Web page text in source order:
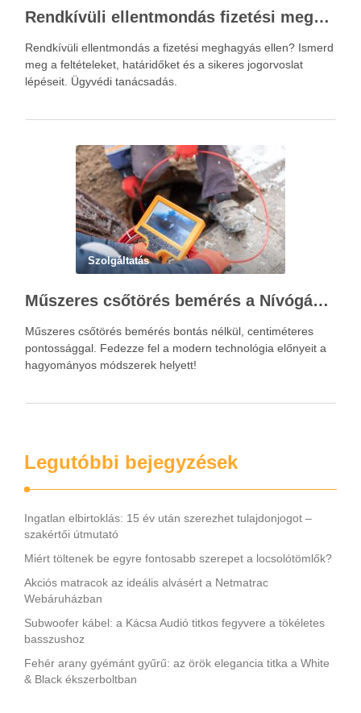
Rendkívüli ellentmondás fizetési meghagyás ellen – Újváry Zsolt Ügyvédi Iroda
Rendkívüli ellentmondás a fizetési meghagyás ellen? Ismerd
meg a feltételeket, határidőket és a sikeres jogorvoslat
lépéseit. Ügyvédi tanácsadás.
Szolgáltatás
Műszeres csőtörés bemérés a Nívógáz Hungária Kft.-vel
Műszeres csőtörés bemérés bontás nélkül, centiméteres
pontossággal. Fedezze fel a modern technológia előnyeit a
hagyományos módszerek helyett!
Legutóbbi bejegyzések
Ingatlan elbirtoklás: 15 év után szerezhet tulajdonjogot –
szakértői útmutató
Miért töltenek be egyre fontosabb szerepet a locsolótömlők?
Akciós matracok az ideális alvásért a Netmatrac
Webáruházban
Subwoofer kábel: a Kácsa Audió titkos fegyvere a tökéletes
basszushoz
Fehér arany gyémánt gyűrű: az örök elegancia titka a White
& Black ékszerboltban